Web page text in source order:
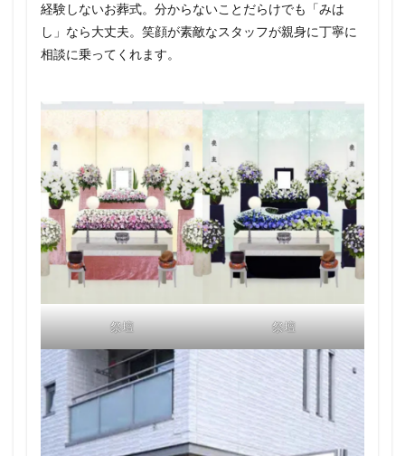
経験しないお葬式。分からないことだらけでも「みは
し」なら大丈夫。笑顔が素敵なスタッフが親身に丁寧に
相談に乗ってくれます。
祭壇 祭壇